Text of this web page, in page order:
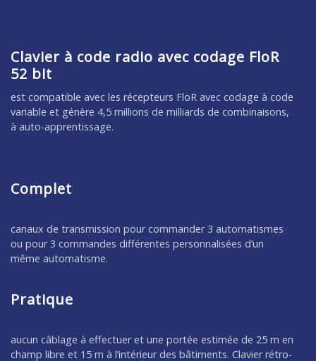
Clavier à code radio avec codage FloR
52 bit
est compatible avec les récepteurs FloR avec codage à code
variable et génère 4,5 millions de milliards de combinaisons,
à auto-apprentissage.
Complet
canaux de transmission pour commander 3 automatismes
ou pour 3 commandes différentes personnalisées d’un
même automatisme.
Pratique
aucun câblage à effectuer et une portée estimée de 25 m en
champ libre et 15 m à l’intérieur des bâtiments. Clavier rétro-